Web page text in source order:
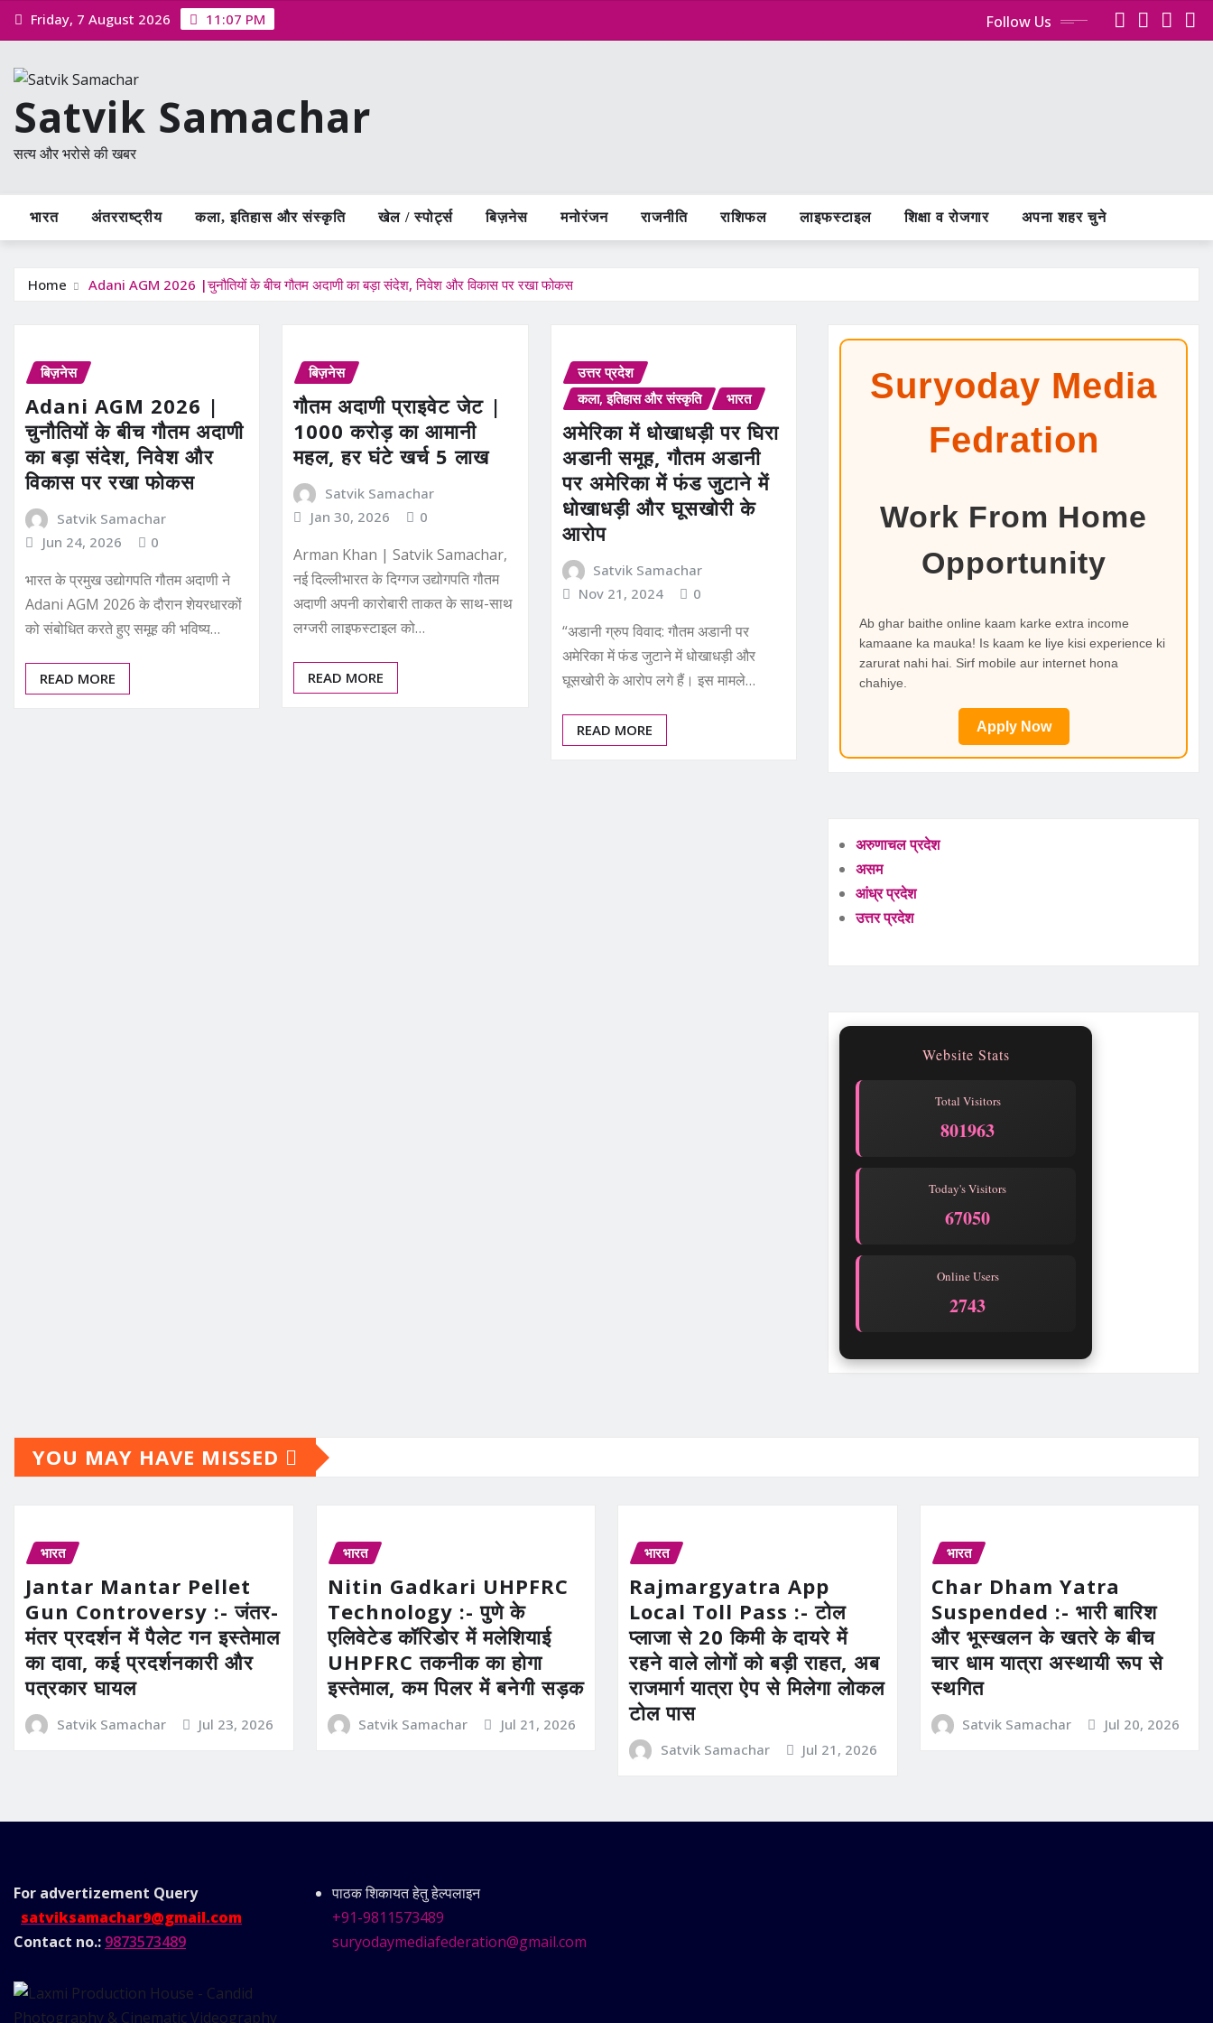
Skip Friday, 7 August 2026 11:07 PM Follow Us
Satvik Samachar
सत्य और भरोसे की खबर
भारत अंतरराष्ट्रीय कला, इतिहास और संस्कृति खेल / स्पोर्ट्स बिज़नेस मनोरंजन राजनीति राशिफल लाइफस्टाइल शिक्षा व रोजगार अपना शहर चुने
Home Adani AGM 2026 |चुनौतियों के बीच गौतम अदाणी का बड़ा संदेश, निवेश और विकास पर रखा फोकस
बिज़नेस
Adani AGM 2026 |
चुनौतियों के बीच गौतम अदाणी
का बड़ा संदेश, निवेश और
विकास पर रखा फोकस
Satvik Samachar
Jun 24, 2026
0
भारत के प्रमुख उद्योगपति गौतम अदाणी ने
Adani AGM 2026 के दौरान शेयरधारकों
को संबोधित करते हुए समूह की भविष्य…
READ MORE
बिज़नेस
गौतम अदाणी प्राइवेट जेट |
1000 करोड़ का आमानी
महल, हर घंटे खर्च 5 लाख
Satvik Samachar
Jan 30, 2026
0
Arman Khan | Satvik Samachar,
नई दिल्लीभारत के दिग्गज उद्योगपति गौतम
अदाणी अपनी कारोबारी ताकत के साथ-साथ
लग्जरी लाइफस्टाइल को…
READ MORE
उत्तर प्रदेश
कला, इतिहास और संस्कृति
भारत
अमेरिका में धोखाधड़ी पर घिरा
अडानी समूह, गौतम अडानी
पर अमेरिका में फंड जुटाने में
धोखाधड़ी और घूसखोरी के
आरोप
Satvik Samachar
Nov 21, 2024
0
“अडानी ग्रुप विवाद: गौतम अडानी पर
अमेरिका में फंड जुटाने में धोखाधड़ी और
घूसखोरी के आरोप लगे हैं। इस मामले…
READ MORE
Suryoday Media
Fedration
Work From Home
Opportunity
Ab ghar baithe online kaam karke extra income
kamaane ka mauka! Is kaam ke liye kisi experience ki
zarurat nahi hai. Sirf mobile aur internet hona
chahiye.
Apply Now
अरुणाचल प्रदेश
असम
आंध्र प्रदेश
उत्तर प्रदेश
Website Stats
Total Visitors
801963
Today's Visitors
67050
Online Users
2744
YOU MAY HAVE MISSED
भारत
Jantar Mantar Pellet
Gun Controversy :- जंतर-
मंतर प्रदर्शन में पैलेट गन इस्तेमाल
का दावा, कई प्रदर्शनकारी और
पत्रकार घायल
Satvik Samachar Jul 23, 2026
भारत
Nitin Gadkari UHPFRC
Technology :- पुणे के
एलिवेटेड कॉरिडोर में मलेशियाई
UHPFRC तकनीक का होगा
इस्तेमाल, कम पिलर में बनेगी सड़क
Satvik Samachar Jul 21, 2026
भारत
Rajmargyatra App
Local Toll Pass :- टोल
प्लाजा से 20 किमी के दायरे में
रहने वाले लोगों को बड़ी राहत, अब
राजमार्ग यात्रा ऐप से मिलेगा लोकल
टोल पास
Satvik Samachar Jul 21, 2026
भारत
Char Dham Yatra
Suspended :- भारी बारिश
और भूस्खलन के खतरे के बीच
चार धाम यात्रा अस्थायी रूप से
स्थगित
Satvik Samachar Jul 20, 2026
For advertizement Query
satviksamachar9@gmail.com
Contact no.: 9873573489
पाठक शिकायत हेतु हेल्पलाइन
+91-9811573489
suryodaymediafederation@gmail.com